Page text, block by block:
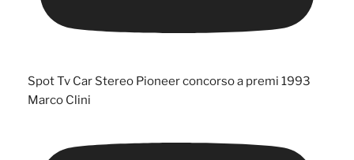
Spot Tv Car Stereo Pioneer concorso a premi 1993
Marco Clini